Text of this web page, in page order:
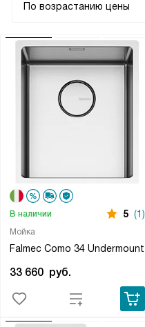
По возрастанию цены
Мойка
Falmec Como 34 Undermount
В наличии 5 (1)
33 660 руб.